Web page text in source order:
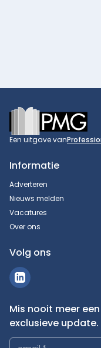
Footer
Een uitgave van
Informatie
Adverteren
Nieuws melden
Vacatures
Over ons
Volg ons
Mis nooit meer
exclusieve update.